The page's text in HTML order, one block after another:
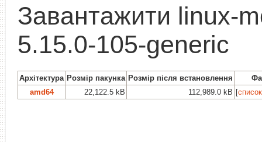
Завантажити linux-
5.15.0-105-generic
Архітектура Розмір пакунка Розмір після встановлення
amd64
22,122.5 kB 112,989.0 kB [